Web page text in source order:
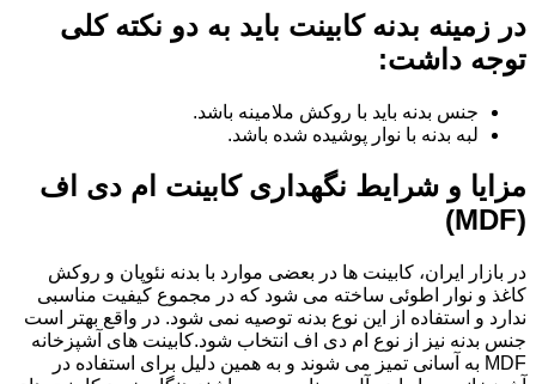
در زمینه بدنه کابینت باید به دو نکته کلی
توجه داشت:
جنس بدنه باید با روکش ملامینه باشد.
لبه بدنه با نوار پوشیده شده باشد.
مزایا و شرایط نگهداری کابینت ام دی اف
(MDF)
در بازار ایران، کابینت ها در بعضی موارد با بدنه نئوپان و روکش
کاغذ و نوار اطوئی ساخته می شود که در مجموع کیفیت مناسبی
ندارد و استفاده از این نوع بدنه توصیه نمی شود. در واقع بهتر است
جنس بدنه نیز از نوع ام دی اف انتخاب شود.کابینت های آشپزخانه
MDF به آسانی تمیز می شوند و به همین دلیل برای استفاده در